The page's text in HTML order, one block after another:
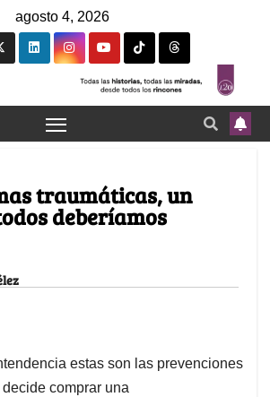
agosto 4, 2026
traumáticas, un
deberíamos
estas son las prevenciones
comprar una